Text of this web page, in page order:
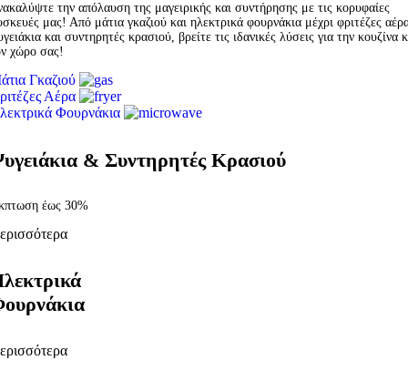
την απόλαυση της μαγειρικής και συντήρησης με τις κορυφαίες
μας! Από μάτια γκαζιού και ηλεκτρικά φουρνάκια μέχρι φριτέζες
και συντηρητές κρασιού, βρείτε τις ιδανικές λύσεις για την κουζίνα
χώρο σας!
Γκαζιού
Αέρα
Φουρνάκια
& Συντηρητές Κρασιού
έως 30%